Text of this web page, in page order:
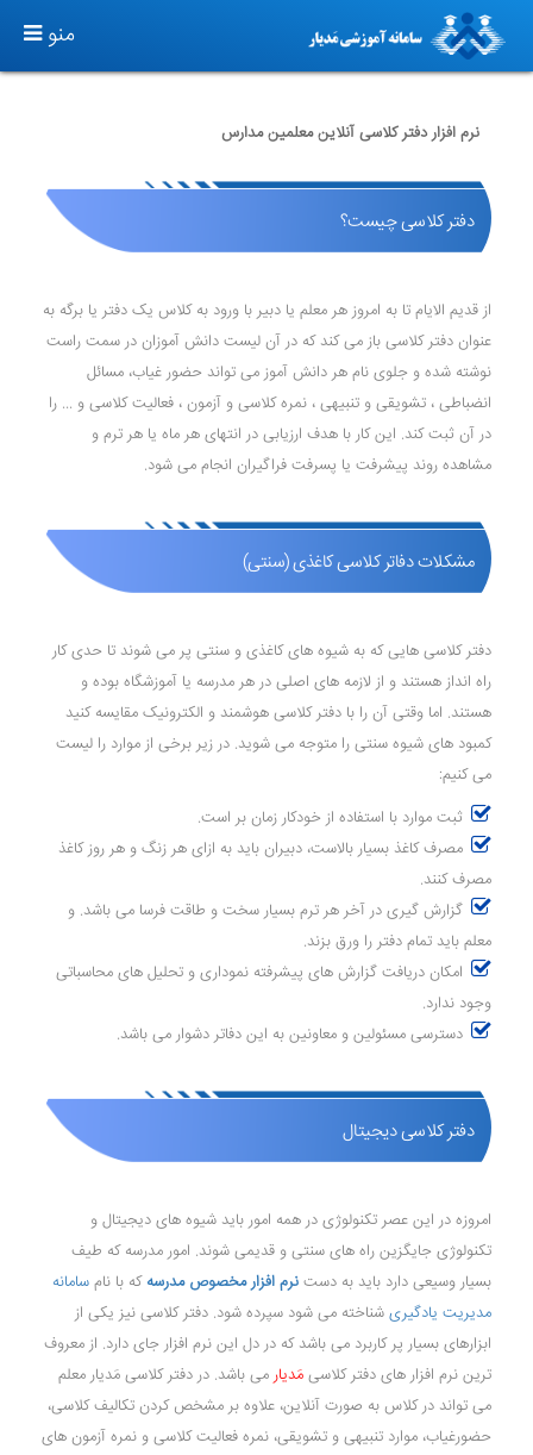
T
O
E
N
I
G
T
منو
نرم افزار دفتر کلاسی آنلاین معلمین مدارس
دفتر کلاسی چیست؟
از قدیم الایام تا به امروز هر معلم یا دبیر با ورود به کلاس یک دفتر یا برگه به
عنوان دفتر کلاسی باز می کند که در آن لیست دانش آموزان در سمت راست
نوشته شده و جلوی نام هر دانش آموز می تواند حضور غیاب، مسائل
انضباطی ، تشویقی و تنبیهی ، نمره کلاسی و آزمون ، فعالیت کلاسی و ... را
در آن ثبت کند. این کار با هدف ارزیابی در انتهای هر ماه یا هر ترم و
مشاهده روند پیشرفت یا پسرفت فراگیران انجام می شود.
مشکلات دفاتر کلاسی کاغذی (سنتی)
دفتر کلاسی هایی که به شیوه های کاغذی و سنتی پر می شوند تا حدی کار
راه انداز هستند و از لازمه های اصلی در هر مدرسه یا آموزشگاه بوده و
هستند. اما وقتی آن را با دفتر کلاسی هوشمند و الکترونیک مقایسه کنید
کمبود های شیوه سنتی را متوجه می شوید. در زیر برخی از موارد را لیست
می کنیم:
ثبت موارد با استفاده از خودکار زمان بر است.
مصرف کاغذ بسیار بالاست، دبیران باید به ازای هر زنگ و هر روز کاغذ
مصرف کنند.
گزارش گیری در آخر هر ترم بسیار سخت و طاقت فرسا می باشد. و
معلم باید تمام دفتر را ورق بزند.
امکان دریافت گزارش های پیشرفته نموداری و تحلیل های محاسباتی
وجود ندارد.
دسترسی مسئولین و معاونین به این دفاتر دشوار می باشد.
دفتر کلاسی دیجیتال
امروزه در این عصر تکنولوژی در همه امور باید شیوه های دیجیتال و
تکنولوژی جایگزین راه های سنتی و قدیمی شوند. امور مدرسه که طیف
بسیار وسیعی دارد باید به دست نرم افزار مخصوص مدرسه که با نام سامانه
مدیریت یادگیری شناخته می شود سپرده شود. دفتر کلاسی نیز یکی از
ابزارهای بسیار پر کاربرد می باشد که در دل این نرم افزار جای دارد. از معروف
ترین نرم افزار های دفتر کلاسی مَدیار می باشد. در دفتر کلاسی مَدیار معلم
می تواند در کلاس به صورت آنلاین، علاوه بر مشخص کردن تکالیف کلاسی،
حضورغیاب، موارد تنبیهی و تشویقی، نمره فعالیت کلاسی و نمره آزمون های